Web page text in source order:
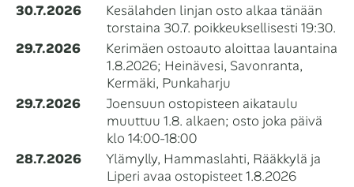
30.7.2026
Kesälahden linjan osto alkaa tänään
torstaina 30.7. poikkeuksellisesti 19:30.
29.7.2026
Kerimäen ostoauto aloittaa lauantaina
1.8.2026; Heinävesi, Savonranta,
Kermäki, Punkaharju
29.7.2026
⁠Joensuun ostopisteen aikataulu
muuttuu 1.8. alkaen; osto joka päivä
klo 14:00-18:00
28.7.2026
Ylämylly, Hammaslahti, Rääkkylä ja
Liperi avaa ostopisteet 1.8.2026